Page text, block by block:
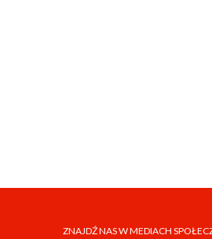
ZNAJDŹ NAS W MEDIACH